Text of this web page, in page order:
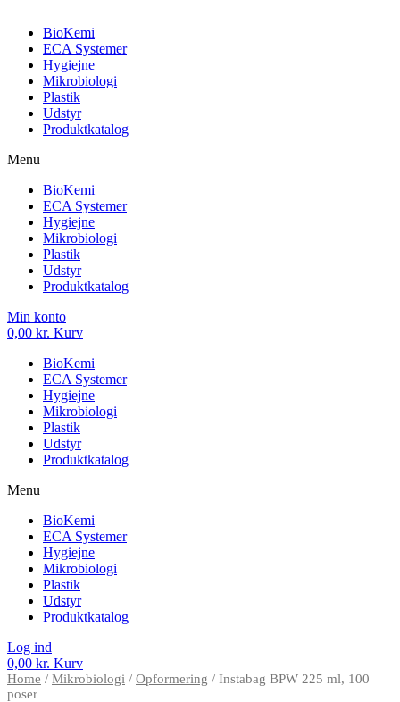
BioKemi
ECA Systemer
Hygiejne
Mikrobiologi
Plastik
Udstyr
Produktkatalog
Menu
BioKemi
ECA Systemer
Hygiejne
Mikrobiologi
Plastik
Udstyr
Produktkatalog
Min konto
0,00 kr. Kurv
BioKemi
ECA Systemer
Hygiejne
Mikrobiologi
Plastik
Udstyr
Produktkatalog
Menu
BioKemi
ECA Systemer
Hygiejne
Mikrobiologi
Plastik
Udstyr
Produktkatalog
Log ind
0,00 kr. Kurv
Home / Mikrobiologi / Opformering / Instabag BPW 225 ml, 100
poser